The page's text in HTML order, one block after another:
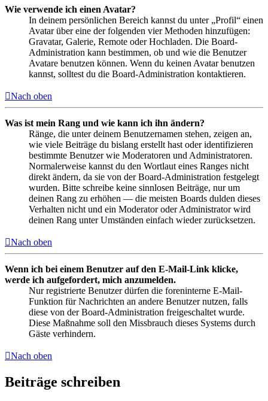
Wie verwende ich einen Avatar?
In deinem persönlichen Bereich kannst du unter „Profil“ einen
Avatar über eine der folgenden vier Methoden hinzufügen:
Gravatar, Galerie, Remote oder Hochladen. Die Board-
Administration kann bestimmen, ob und wie die Benutzer
Avatare benutzen können. Wenn du keinen Avatar benutzen
kannst, solltest du die Board-Administration kontaktieren.
Nach oben
Was ist mein Rang und wie kann ich ihn ändern?
Ränge, die unter deinem Benutzernamen stehen, zeigen an,
wie viele Beiträge du bislang erstellt hast oder identifizieren
bestimmte Benutzer wie Moderatoren und Administratoren.
Normalerweise kannst du den Wortlaut eines Ranges nicht
direkt ändern, da sie von der Board-Administration festgelegt
wurden. Bitte schreibe keine sinnlosen Beiträge, nur um
deinen Rang zu erhöhen — die meisten Boards dulden dieses
Verhalten nicht und ein Moderator oder Administrator wird
deinen Rang unter Umständen einfach wieder zurücksetzen.
Nach oben
Wenn ich bei einem Benutzer auf den E-Mail-Link klicke,
werde ich aufgefordert, mich anzumelden.
Nur registrierte Benutzer dürfen die foreninterne E-Mail-
Funktion für Nachrichten an andere Benutzer nutzen, falls
diese von der Board-Administration freigeschaltet wurde.
Diese Maßnahme soll den Missbrauch dieses Systems durch
Gäste verhindern.
Nach oben
Beiträge schreiben